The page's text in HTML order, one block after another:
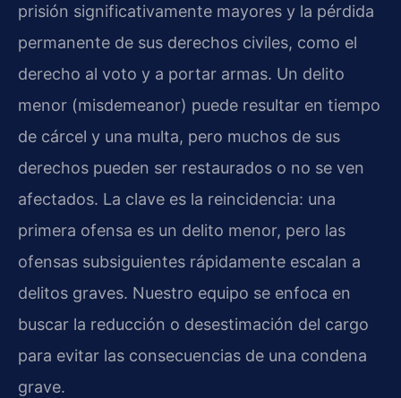
prisión significativamente mayores y la pérdida
permanente de sus derechos civiles, como el
derecho al voto y a portar armas. Un delito
menor (misdemeanor) puede resultar en tiempo
de cárcel y una multa, pero muchos de sus
derechos pueden ser restaurados o no se ven
afectados. La clave es la reincidencia: una
primera ofensa es un delito menor, pero las
ofensas subsiguientes rápidamente escalan a
delitos graves. Nuestro equipo se enfoca en
buscar la reducción o desestimación del cargo
para evitar las consecuencias de una condena
grave.